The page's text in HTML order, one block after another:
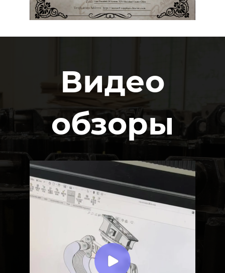
Видео
обзоры